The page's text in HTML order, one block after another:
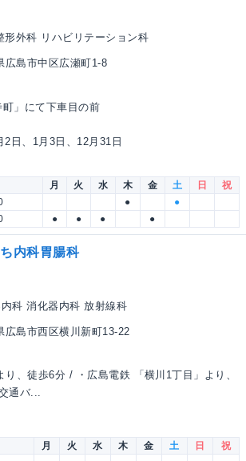
形外科 リハビリテーション科
広島市中区広瀬町1-8
」にて下車目の前
2日、1月3日、12月31日
月 火 水 木 金 土 日
祝
●
●
● ● ● ●
内科胃腸科
科 消化器内科 放射線科
広島市西区横川新町13-22
り、徒歩6分 / ・広島電鉄 「横川1丁目」より、
通バ...
月 火 水 木 金 土 日
祝